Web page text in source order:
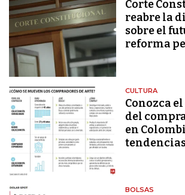
Corte
reabre la
sobre el
reforma
CULTURA
Conozca
del
en
BOLSAS